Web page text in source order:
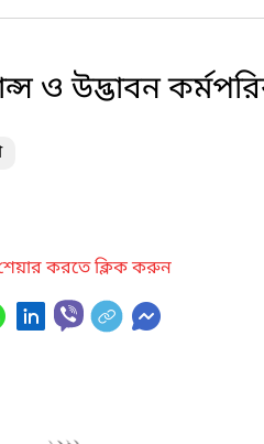
ও উদ্ভাবন
করতে ক্লিক করুন